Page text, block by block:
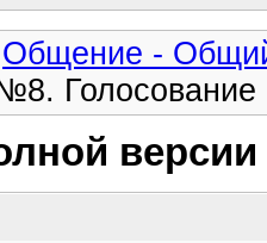
Общение -
Голосование